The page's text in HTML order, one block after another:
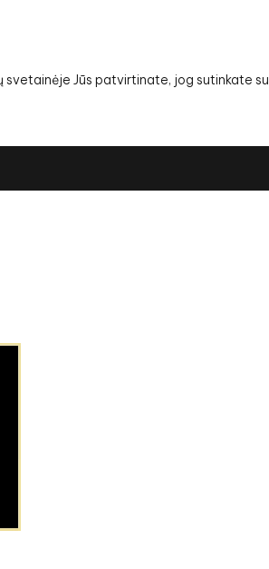
svetainėje Jūs patvirtinate, jog sutinkate su